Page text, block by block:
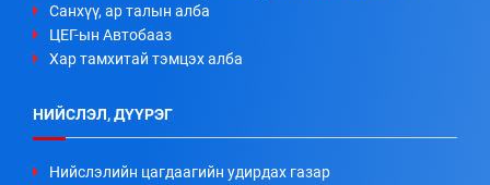
Санхүү, ар талын алба
ЦЕГ-ын Автобааз
Хар тамхитай тэмцэх алба
НИЙСЛЭЛ, ДҮҮРЭГ
Нийслэлийн цагдаагийн удирдах газар